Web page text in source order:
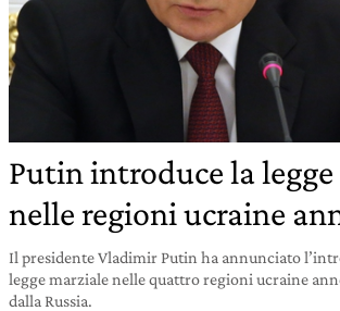
Putin introduce la
nelle regioni ucraine
Il presidente Vladimir Putin ha annunciato
legge marziale nelle quattro regioni ucraine
dalla Russia.